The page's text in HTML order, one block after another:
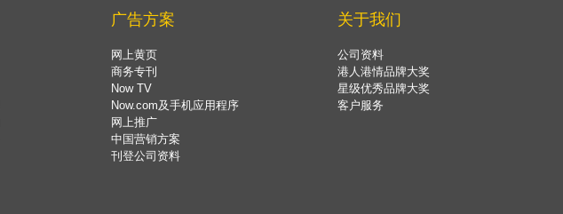
广告方案
网上黄页
商务专刊
Now TV
Now.com及手机应用程序
网上推广
中国营销方案
刊登公司资料
关于我们
公司资料
港人港情品牌大奖
星级优秀品牌大奖
客户服务